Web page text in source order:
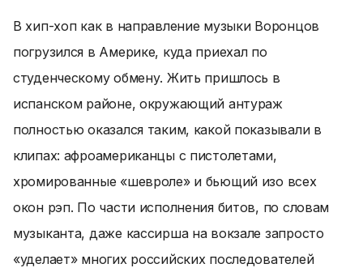
В хип-хоп как в направление музыки Воронцов
погрузился в Америке, куда приехал по
студенческому обмену. Жить пришлось в
испанском районе, окружающий антураж
полностью оказался таким, какой показывали в
клипах: афроамериканцы с пистолетами,
хромированные «шевроле» и бьющий изо всех
окон рэп. По части исполнения битов, по словам
музыканта, даже кассирша на вокзале запросто
«уделает» многих российских последователей